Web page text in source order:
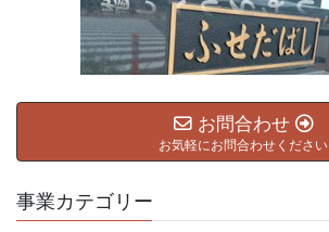
お問合わせ
お気軽にお問合わせください
事業カテゴリー